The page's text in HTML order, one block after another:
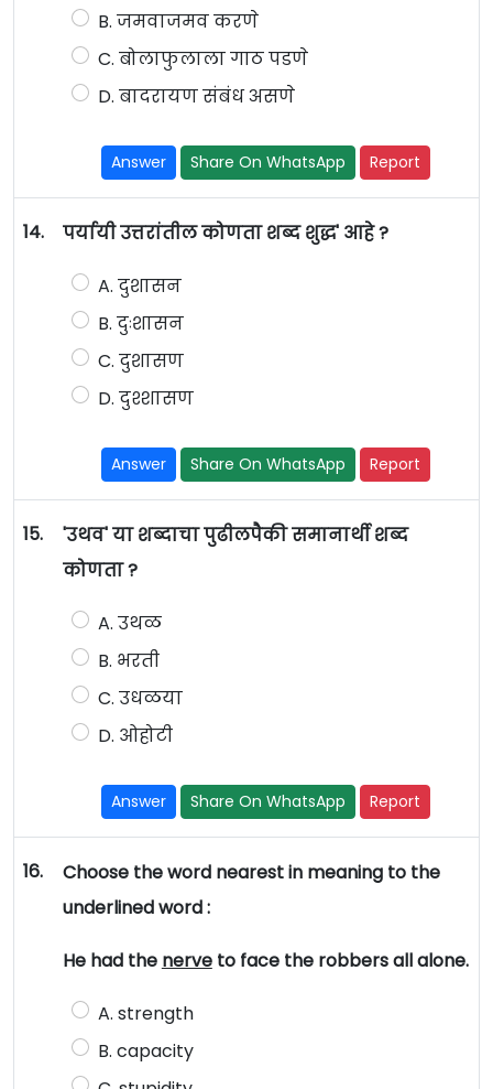
B. जमवाजमव करणे
C. बोलाफुलाला गाठ पडणे
D. बादरायण संबंध असणे
Answer Share On WhatsApp Report
14. पर्यायी उत्तरांतील कोणता शब्द शुद्ध' आहे ?
A. दुशासन
B. दुःशासन
C. दुशासण
D. दुश्शासण
Answer Share On WhatsApp Report
15.
'उथव' या शब्दाचा पुढीलपैकी समानार्थी शब्द
कोणता ?
A. उथळ
B. भरती
C. उधळया
D. ओहोटी
Answer Share On WhatsApp Report
16.
Choose the word nearest in meaning to the
underlined word :
He had the nerveto face the robbers all alone.
A. strength
B. capacity